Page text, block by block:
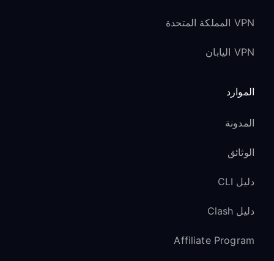
VPN المملكة المتحدة
VPN اليابان
الموارد
المدونة
الوثائق
دليل CLI
دليل Clash
Affiliate Program